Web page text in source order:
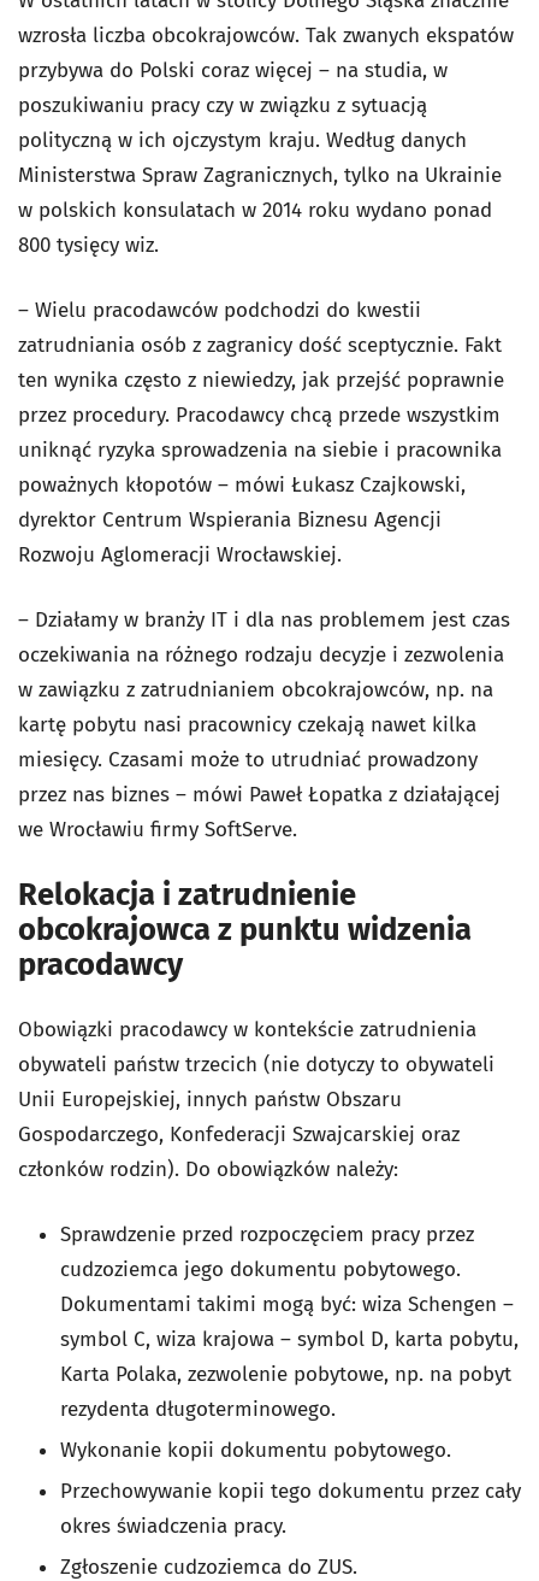
wzrosła liczba obcokrajowców. Tak zwanych ekspatów
przybywa do Polski coraz więcej – na studia, w
poszukiwaniu pracy czy w związku z sytuacją
polityczną w ich ojczystym kraju. Według danych
Ministerstwa Spraw Zagranicznych, tylko na Ukrainie
w polskich konsulatach w 2014 roku wydano ponad
800 tysięcy wiz.
– Wielu pracodawców podchodzi do kwestii
zatrudniania osób z zagranicy dość sceptycznie. Fakt
ten wynika często z niewiedzy, jak przejść poprawnie
przez procedury. Pracodawcy chcą przede wszystkim
uniknąć ryzyka sprowadzenia na siebie i pracownika
poważnych kłopotów – mówi Łukasz Czajkowski,
dyrektor Centrum Wspierania Biznesu Agencji
Rozwoju Aglomeracji Wrocławskiej.
– Działamy w branży IT i dla nas problemem jest czas
oczekiwania na różnego rodzaju decyzje i zezwolenia
w zawiązku z zatrudnianiem obcokrajowców, np. na
kartę pobytu nasi pracownicy czekają nawet kilka
miesięcy. Czasami może to utrudniać prowadzony
przez nas biznes – mówi Paweł Łopatka z działającej
we Wrocławiu firmy SoftServe.
Relokacja i zatrudnienie
obcokrajowca z punktu widzenia
pracodawcy
Obowiązki pracodawcy w kontekście zatrudnienia
obywateli państw trzecich (nie dotyczy to obywateli
Unii Europejskiej, innych państw Obszaru
Gospodarczego, Konfederacji Szwajcarskiej oraz
członków rodzin). Do obowiązków należy:
Sprawdzenie przed rozpoczęciem pracy przez
cudzoziemca jego dokumentu pobytowego.
Dokumentami takimi mogą być: wiza Schengen –
symbol C, wiza krajowa – symbol D, karta pobytu,
Karta Polaka, zezwolenie pobytowe, np. na pobyt
rezydenta długoterminowego.
Wykonanie kopii dokumentu pobytowego.
Przechowywanie kopii tego dokumentu przez cały
okres świadczenia pracy.
Zgłoszenie cudzoziemca do ZUS.